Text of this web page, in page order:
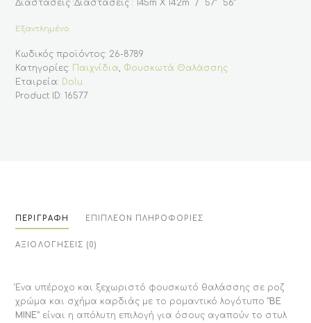
Διαστάσεις :Διαστάσεις : 145m Χ 142m / 57” 56”
Εξαντλημένο
Κωδικός προϊόντος: 26-8789
Κατηγορίες:
Παιχνίδια, Φουσκωτά Θαλάσσης
Εταιρεία: Dolu
Product ID:16577
ΠΕΡΙΓΡΑΦΉ ΕΠΙΠΛΈΟΝ ΠΛΗΡΟΦΟΡΊΕΣ
ΑΞΙΟΛΟΓΉΣΕΙΣ (0)
Ένα υπέροχο και ξεχωριστό φουσκωτό θαλάσσης σε ροζ
χρώμα και σχήμα καρδιάς με το ρομαντικό λογότυπο“BE
MINE” είναι η απόλυτη επιλογή για όσους αγαπούν το στυλ